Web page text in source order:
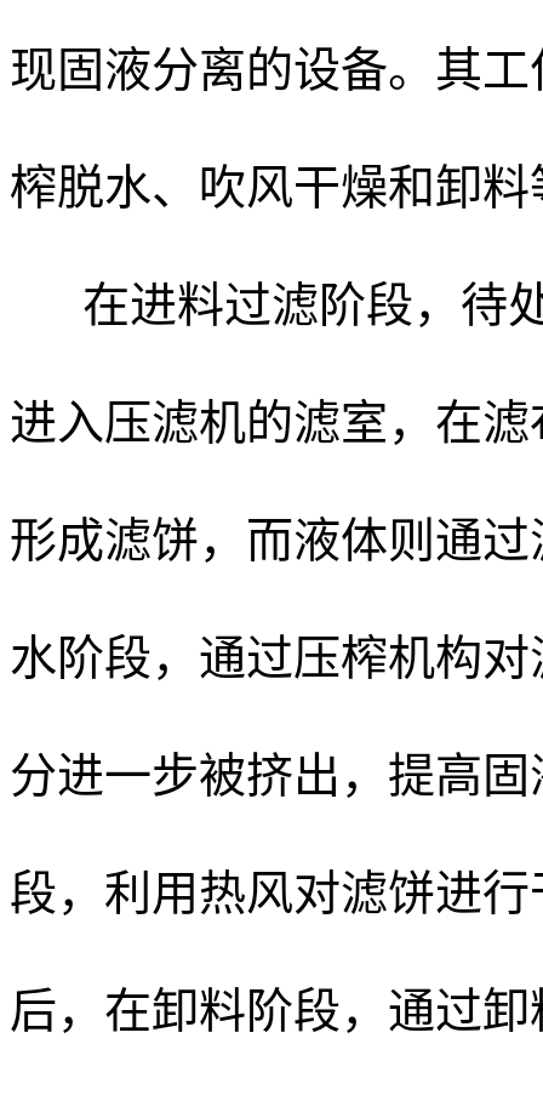
现固液分离的设备。其
榨脱水、吹风干燥和卸
在进料过滤阶段，待
进入压滤机的滤室，在
形成滤饼，而液体则通
水阶段，通过压榨机构
分进一步被挤出，提高
段，利用热风对滤饼进
后，在卸料阶段，通过